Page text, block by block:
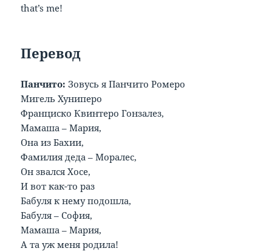
that’s me!
Перевод
Панчито:Зовусь я Панчито Ромеро
Мигель Хуниперо
Франциско Квинтеро Гонзалез,
Мамаша – Мария,
Она из Бахии,
Фамилия деда – Моралес,
Он звался Хосе,
И вот как-то раз
Бабуля к нему подошла,
Бабуля – София,
Мамаша – Мария,
А та уж меня родила!